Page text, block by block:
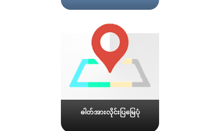
ဓါတ်အားလိုင်းပြမြေပုံ